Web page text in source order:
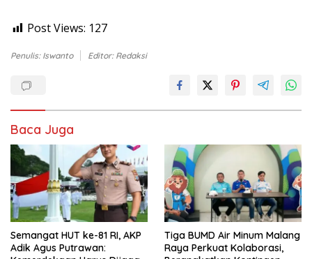
Post Views: 127
Penulis: Iswanto Editor: Redaksi
Baca Juga
Semangat HUT ke-81 RI, AKP
Adik Agus Putrawan:
Tiga BUMD Air Minum Malang
Raya Perkuat Kolaborasi,